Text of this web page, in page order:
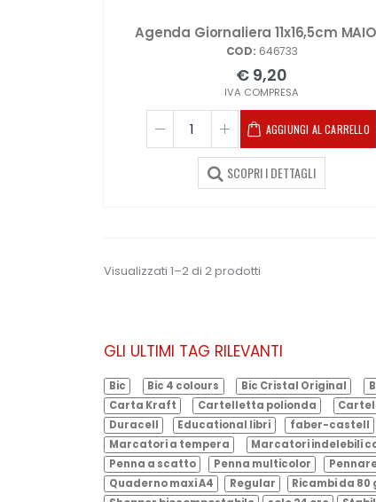
Agenda Giornaliera 11x16,5cm
COD: 646733
€ 9,20
IVA COMPRESA
AGGIUNGI AL CARRELLO
SCOPRI I DETTAGLI
Visualizzati 1–2 di 2 prodotti
GLI ULTIMI TAG RILEVANTI
Bic Bic 4 colours Bic Cristal Original
Carta Kraft
Cartelletta polionda
Duracell
Educational libri faber-castell
Marcatori a tempera
Marcatori indelebili
Penna a scatto
Penna multicolor
Quaderno maxi A4
Regular Ricambi da 80